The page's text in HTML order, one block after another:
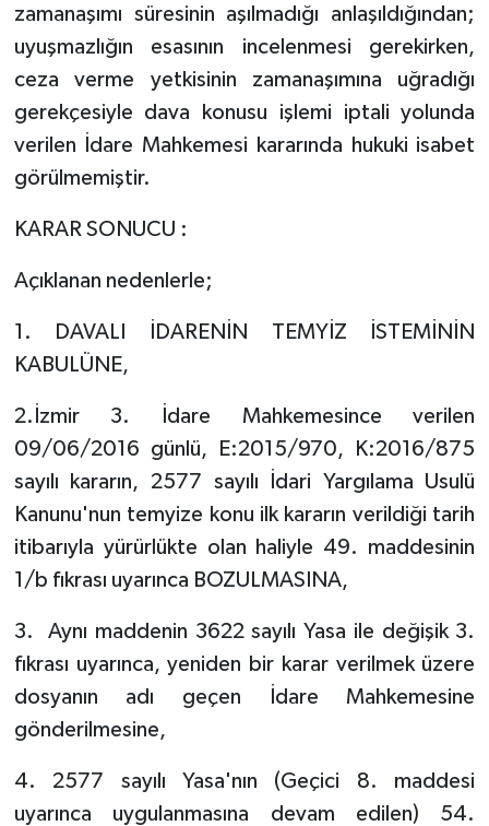
zamanaşımı süresinin aşılmadığı anlaşıldığından;
uyuşmazlığın esasının incelenmesi gerekirken,
ceza verme yetkisinin zamanaşımına uğradığı
gerekçesiyle dava konusu işlemi iptali yolunda
verilen İdare Mahkemesi kararında hukuki isabet
görülmemiştir.
KARAR SONUCU :
Açıklanan nedenlerle;
1. DAVALI İDARENİN TEMYİZ İSTEMİNİN
KABULÜNE,
2.İzmir 3. İdare Mahkemesince verilen
09/06/2016 günlü, E:2015/970, K:2016/875
sayılı kararın, 2577 sayılı İdari Yargılama Usulü
Kanunu'nun temyize konu ilk kararın verildiği tarih
itibarıyla yürürlükte olan haliyle 49. maddesinin
1/b fıkrası uyarınca BOZULMASINA,
3. Aynı maddenin 3622 sayılı Yasa ile değişik 3.
fıkrası uyarınca, yeniden bir karar verilmek üzere
dosyanın adı geçen İdare Mahkemesine
gönderilmesine,
4. 2577 sayılı Yasa'nın (Geçici 8. maddesi
uyarınca uygulanmasına devam edilen) 54.